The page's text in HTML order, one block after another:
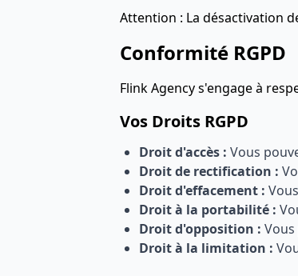
Attention : La désactivation
Conformité RGPD
Flink Agency s'engage à
Vos Droits RGPD
Droit d'accès : Vous
Droit de rectification :
Droit d'effacement :
Droit à la portabilité :
Droit d'opposition :
Droit à la limitation :